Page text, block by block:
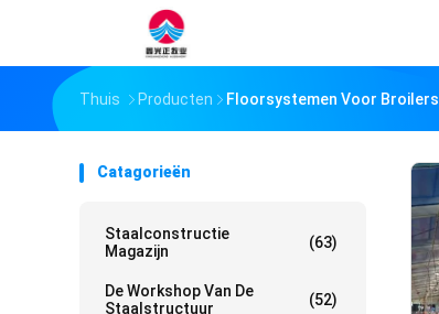
Thuis Producten Floorsystemen Voor Broilers
Catagorieën
Staalconstructie
Magazijn
(63)
De Workshop Van De
Staalstructuur
(52)